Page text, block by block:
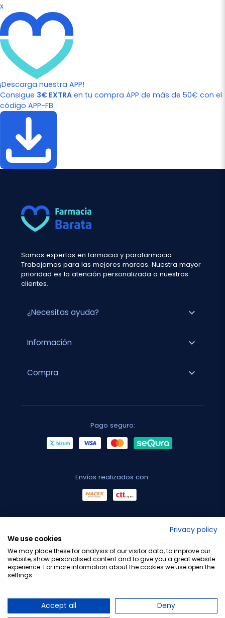
x
¡Descarga nuestra APP!
Consigue 3€ EXTRA en tu compra APP de más de 50€ con el
código APP-FB
Somos expertos en farmacia y parafarmacia.
Trabajamos para las mejores marcas. Nuestra mayor
prioridad es la atención personalizada a nuestros
clientes.
¿Necesitas ayuda? expand_more
Información expand_more
Compra expand_more
Pago seguro:
Envíos realizados con:
Privacy policy
We use cookies
We may place these for analysis of our visitor data, to improve our
website, show personalised content and to give you a great website
experience. For more information about the cookies we use open the
settings.
Accept all Deny